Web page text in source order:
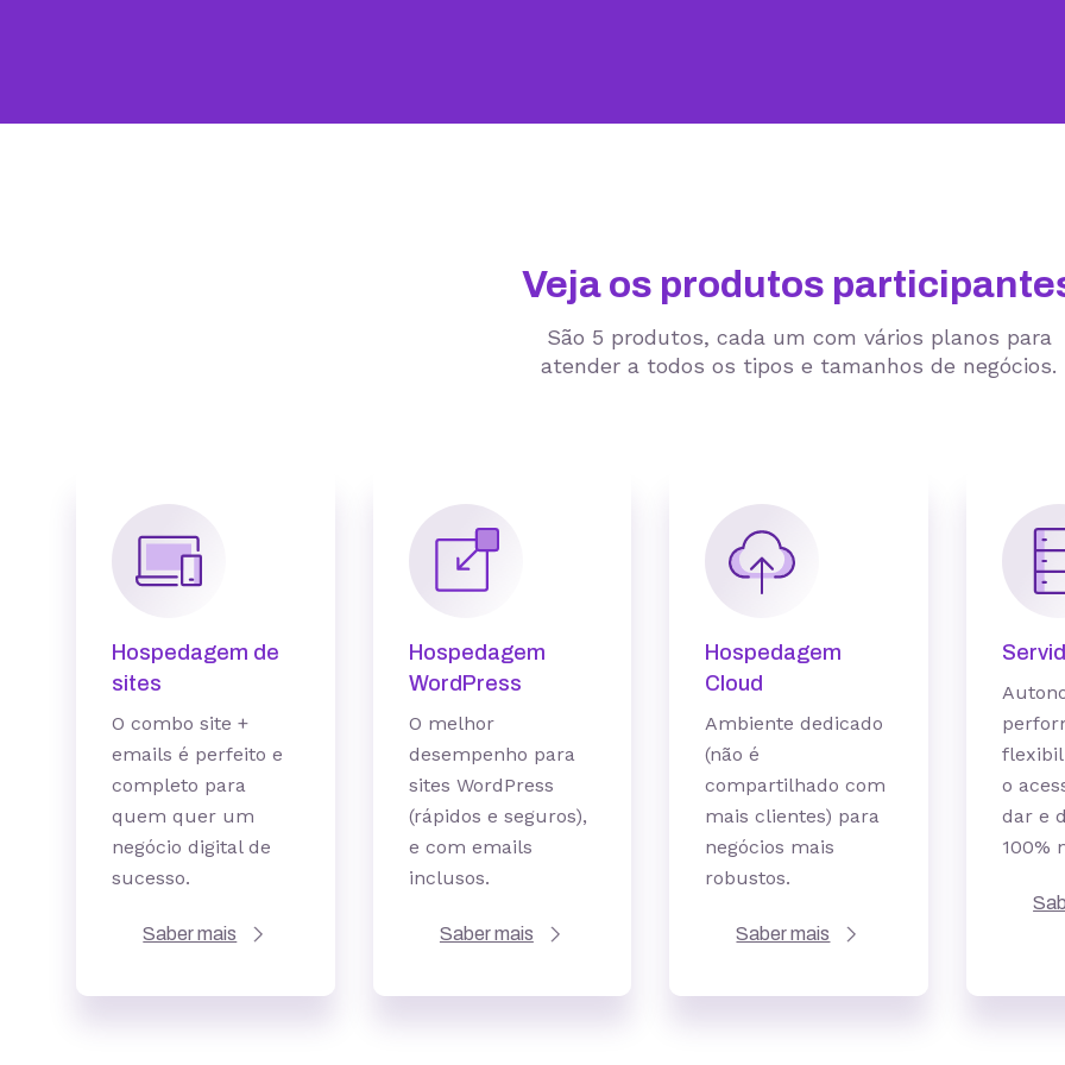
Veja os produtos
São 5 produtos, cada um com vários planos para
atender a todos os tipos e tamanhos de negócios.
Hospedagem de
sites
O combo site +
emails é perfeito e
completo para
quem quer um
negócio digital de
sucesso.
Saber mais
Hospedagem
WordPress
O melhor
desempenho para
sites WordPress
(rápidos e seguros),
e com emails
inclusos.
Saber mais
Hospedagem
Cloud
Ambiente dedicado
(não é
compartilhado com
mais clientes) para
negócios mais
robustos.
Saber mais
o
dar e
100%